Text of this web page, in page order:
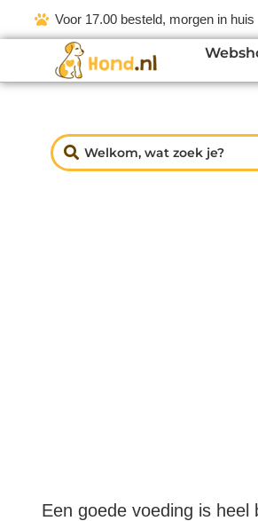
Voor 17.00 besteld, morgen in huis
Een goede voeding is